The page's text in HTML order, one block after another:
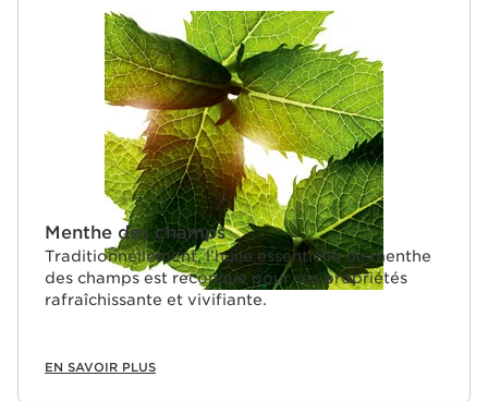
Menthe des champs
Traditionnellement, l’huile essentielle de menthe
des champs est reconnue pour ses propriétés
rafraîchissante et vivifiante.
EN SAVOIR PLUS